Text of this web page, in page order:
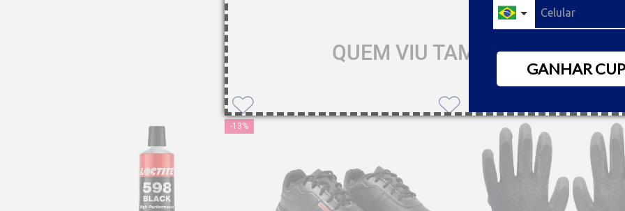
GANHAR
QUEM VIU TAMBÉM GOSTOU
-13%